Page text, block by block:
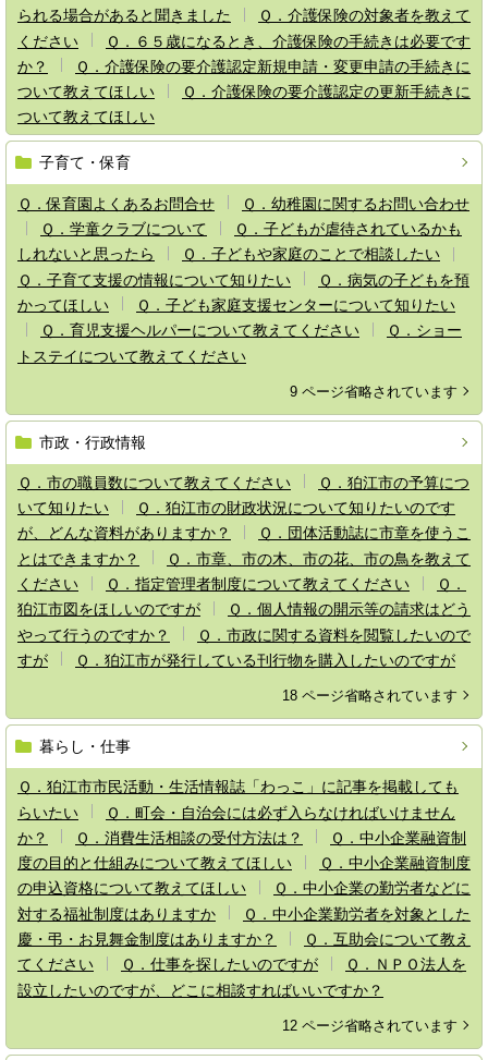
られる場合があると聞きました
Ｑ．介護保険の対象者を教えて
ください
Ｑ．６５歳になるとき、介護保険の手続きは必要です
か？
Ｑ．介護保険の要介護認定新規申請・変更申請の手続きに
ついて教えてほしい
Ｑ．介護保険の要介護認定の更新手続きに
ついて教えてほしい
子育て・保育
Ｑ．保育園よくあるお問合せ
Ｑ．幼稚園に関するお問い合わせ
Ｑ．学童クラブについて
Ｑ．子どもが虐待されているかも
しれないと思ったら
Ｑ．子どもや家庭のことで相談したい
Ｑ．子育て支援の情報について知りたい
Ｑ．病気の子どもを預
かってほしい
Ｑ．子ども家庭支援センターについて知りたい
Ｑ．育児支援ヘルパーについて教えてください
Ｑ．ショー
トステイについて教えてください
9 ページ省略されています
市政・行政情報
Ｑ．市の職員数について教えてください
Ｑ．狛江市の予算につ
いて知りたい
Ｑ．狛江市の財政状況について知りたいのです
が、どんな資料がありますか？
Ｑ．団体活動誌に市章を使うこ
とはできますか？
Ｑ．市章、市の木、市の花、市の鳥を教えて
ください
Ｑ．指定管理者制度について教えてください
Ｑ．
狛江市図をほしいのですが
Ｑ．個人情報の開示等の請求はどう
やって行うのですか？
Ｑ．市政に関する資料を閲覧したいので
すが
Ｑ．狛江市が発行している刊行物を購入したいのですが
18 ページ省略されています
暮らし・仕事
Ｑ．狛江市市民活動・生活情報誌「わっこ」に記事を掲載しても
らいたい
Ｑ．町会・自治会には必ず入らなければいけません
か？
Ｑ．消費生活相談の受付方法は？
Ｑ．中小企業融資制
度の目的と仕組みについて教えてほしい
Ｑ．中小企業融資制度
の申込資格について教えてほしい
Ｑ．中小企業の勤労者などに
対する福祉制度はありますか
Ｑ．中小企業勤労者を対象とした
慶・弔・お見舞金制度はありますか？
Ｑ．互助会について教え
てください
Ｑ．仕事を探したいのですが
Ｑ．ＮＰＯ法人を
設立したいのですが、どこに相談すればいいですか？
12 ページ省略されています